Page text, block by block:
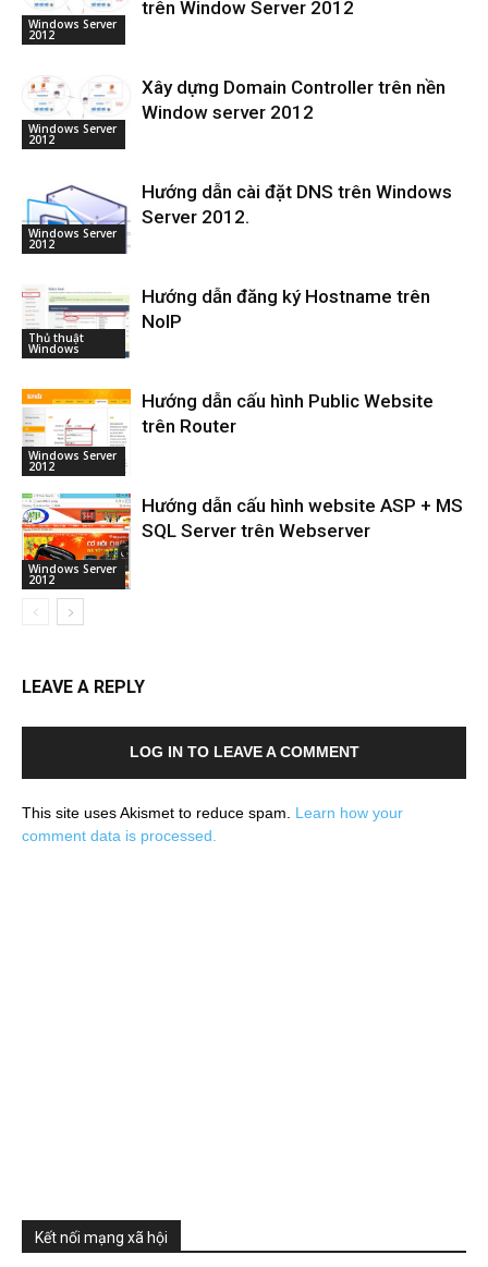
Windows Server
2012
trên Window Server 2012
Windows Server
2012
Xây dựng Domain Controller trên nền
Window server 2012
Windows Server
2012
Hướng dẫn cài đặt DNS trên Windows
Server 2012.
Thủ thuật
Windows
Hướng dẫn đăng ký Hostname trên
NoIP
Windows Server
2012
Hướng dẫn cấu hình Public Website
trên Router
Windows Server
2012
Hướng dẫn cấu hình website ASP + MS
SQL Server trên Webserver
LEAVE A REPLY
LOG IN TO LEAVE A COMMENT
This site uses Akismet to reduce spam. Learn how your
comment data is processed.
Kết nối mạng xã hội